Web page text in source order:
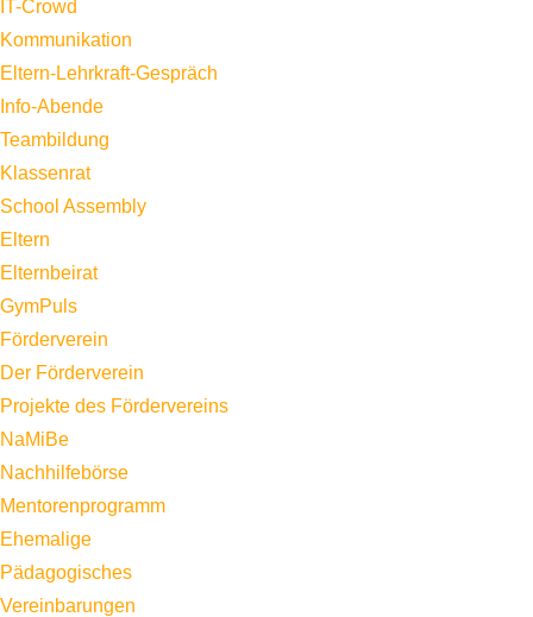
IT-Crowd
Kommunikation
Eltern-Lehrkraft-Gespräch
Info-Abende
Teambildung
Klassenrat
School Assembly
Eltern
Elternbeirat
GymPuls
Förderverein
Der Förderverein
Projekte des Fördervereins
NaMiBe
Nachhilfebörse
Mentorenprogramm
Ehemalige
Pädagogisches
Vereinbarungen